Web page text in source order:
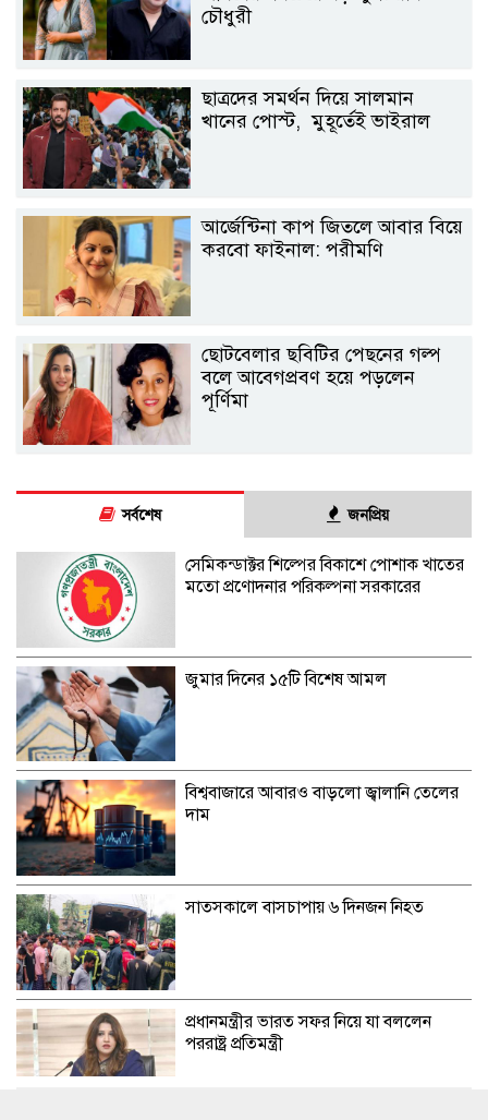
চৌধুরী
ছাত্রদের সমর্থন দিয়ে সালমান
খানের পোস্ট, মুহূর্তেই ভাইরাল
আর্জেন্টিনা কাপ জিতলে আবার বিয়ে
করবো ফাইনাল: পরীমণি
ছোটবেলার ছবিটির পেছনের গল্প
বলে আবেগপ্রবণ হয়ে পড়লেন
পূর্ণিমা
সর্বশেষ জনপ্রিয়
সেমিকন্ডাক্টর শিল্পের বিকাশে পোশাক খাতের
মতো প্রণোদনার পরিকল্পনা সরকারের
জুমার দিনের ১৫টি বিশেষ আমল
বিশ্ববাজারে আবারও বাড়লো জ্বালানি তেলের
দাম
সাতসকালে বাসচাপায় ৬ দিনজন নিহত
প্রধানমন্ত্রীর ভারত সফর নিয়ে যা বললেন
পররাষ্ট্র প্রতিমন্ত্রী